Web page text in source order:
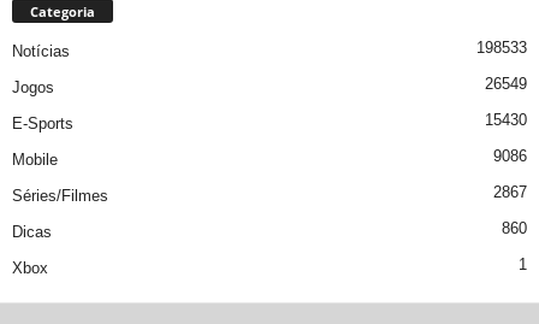
Categoria
Notícias 198533
Jogos 26549
E-Sports 15430
Mobile 9086
Séries/Filmes 2867
Dicas 860
Xbox 1